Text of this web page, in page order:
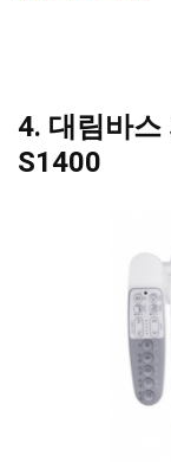
4. 대림바스
S1400